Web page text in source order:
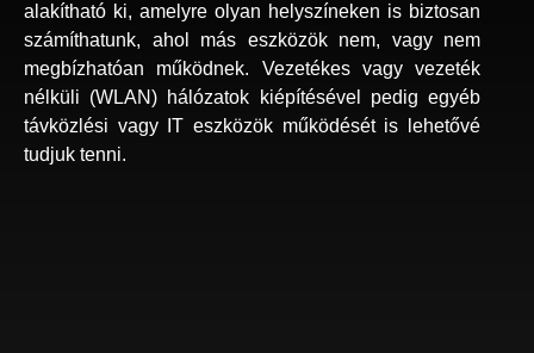
alakítható ki, amelyre olyan helyszíneken is biztosan
számíthatunk, ahol más eszközök nem, vagy nem
megbízhatóan működnek. Vezetékes vagy vezeték
nélküli (WLAN) hálózatok kiépítésével pedig egyéb
távközlési vagy IT eszközök működését is lehetővé
tudjuk tenni.